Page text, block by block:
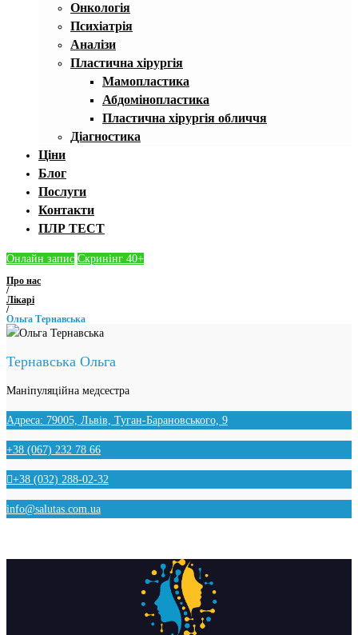
Онкологія
Психіатрія
Аналізи
Пластична хірургія
Мамопластика
Абдомінопластика
Пластична хірургія обличчя
Діагностика
Ціни
Блог
Послуги
Контакти
ПЛР ТЕСТ
Онлайн запис Скринінг 40+
Про нас
/
Лікарі
/
Ольга Тернавська
Тернавська Ольга
Маніпуляційна медсестра
Адреса: 79005, Львів, Туган-Барановського, 9
+38 (067) 232 78 66
+38 (032) 288-02-32
info@salutas.com.ua